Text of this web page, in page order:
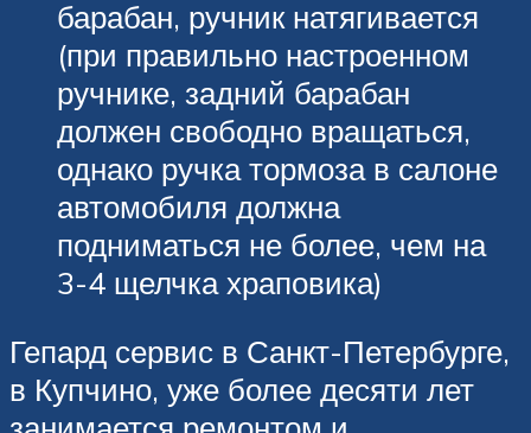
барабан, ручник натягивается
(при правильно настроенном
ручнике, задний барабан
должен свободно вращаться,
однако ручка тормоза в салоне
автомобиля должна
подниматься не более, чем на
3-4 щелчка храповика)
Гепард сервис в Санкт-Петербурге,
в Купчино, уже более десяти лет